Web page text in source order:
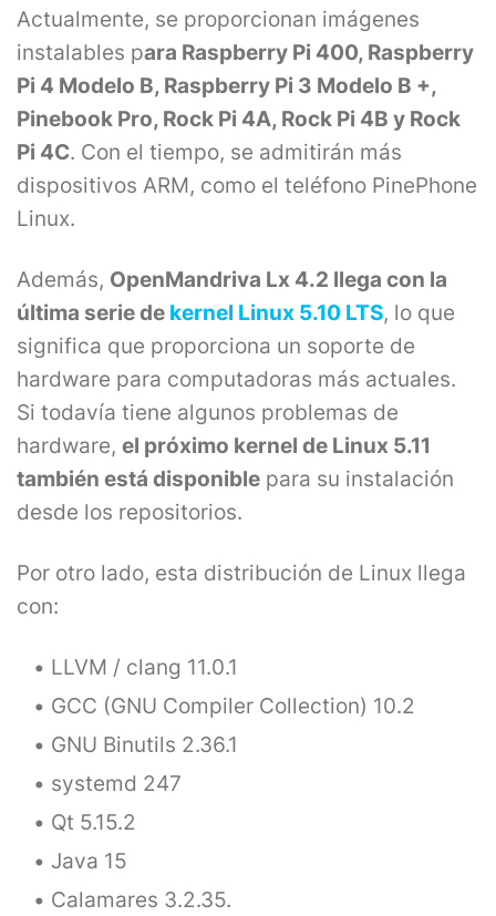
Actualmente, se proporcionan imágenes
instalables para Raspberry Pi 400, Raspberry
Pi 4 Modelo B, Raspberry Pi 3 Modelo B +,
Pinebook Pro, Rock Pi 4A, Rock Pi 4B y Rock
Pi 4C. Con el tiempo, se admitirán más
dispositivos ARM, como el teléfono PinePhone
Linux.
Además, OpenMandriva Lx 4.2 llega con la
última serie de kernel Linux 5.10 LTS, lo que
significa que proporciona un soporte de
hardware para computadoras más actuales.
Si todavía tiene algunos problemas de
hardware, el próximo kernel de Linux 5.11
también está disponible para su instalación
desde los repositorios.
Por otro lado, esta distribución de Linux llega
con:
LLVM / clang 11.0.1
GCC (GNU Compiler Collection) 10.2
GNU Binutils 2.36.1
systemd 247
Qt 5.15.2
Java 15
Calamares 3.2.35.